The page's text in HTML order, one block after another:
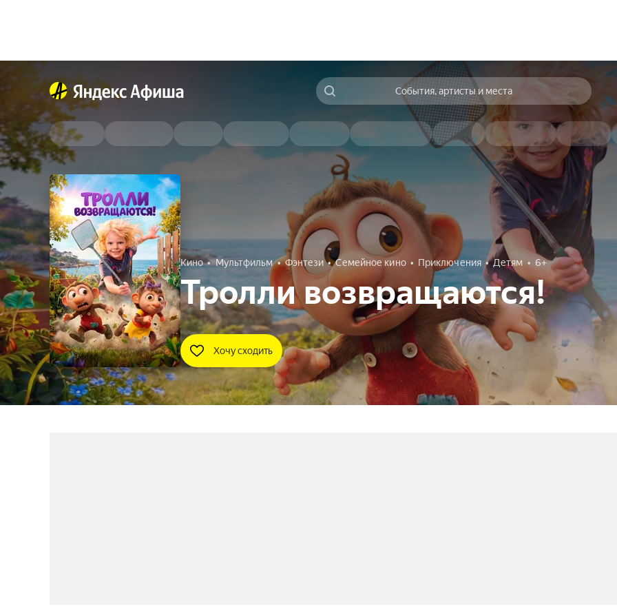
События, артисты и места
Кино Мультфильм Фэнтези Семейное кино Приключения Детям 6+
Тролли возвращаются!
Хочу сходить